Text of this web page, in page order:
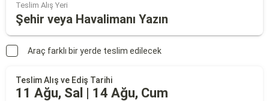
Teslim Alış Yeri
Şehir veya Havalimanı Yazın
Araç farklı bir yerde teslim edilecek
Teslim Alış ve Ediş Tarihi
11 Ağu, Sal | 14 Ağu, Cum